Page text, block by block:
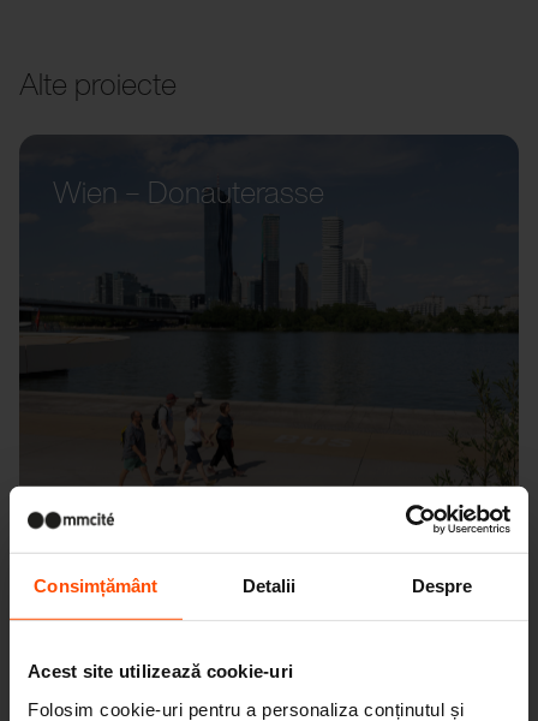
Consimțământ Detalii Despre
Acest site utilizează cookie-uri
Folosim cookie-uri pentru a personaliza conținutul și
Alte proiecte
Wien – Donauterasse